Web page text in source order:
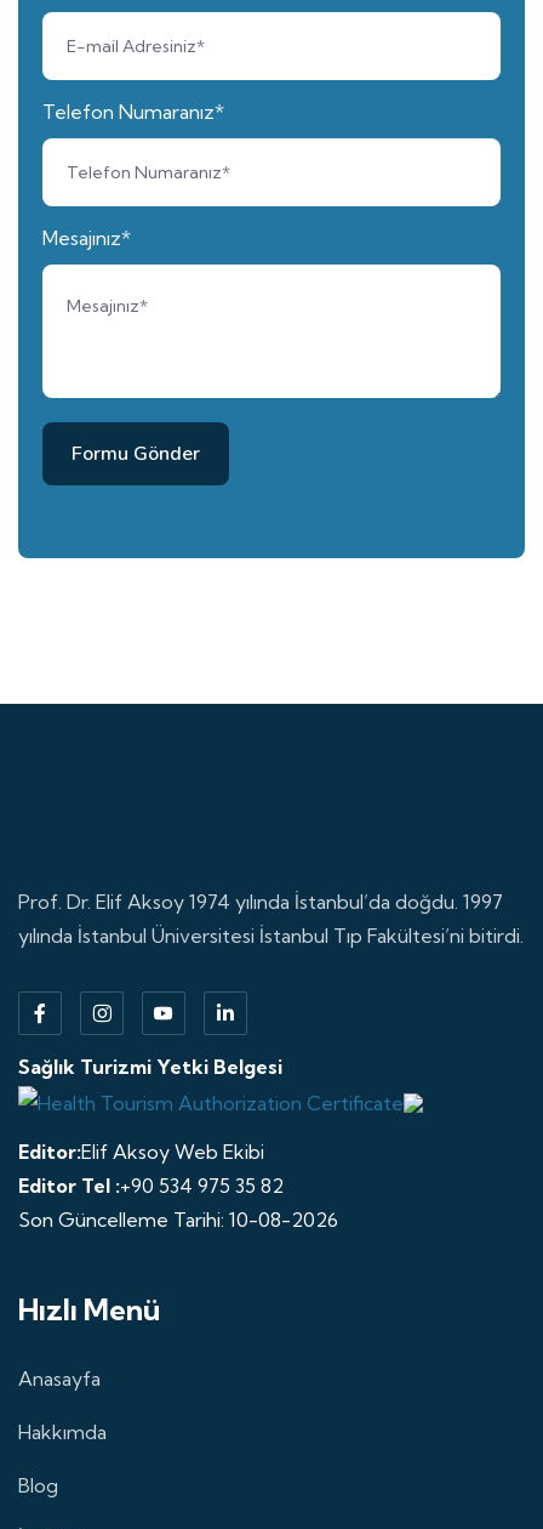
Telefon Numaranız*
Mesajınız*
Formu Gönder
Prof. Dr. Elif Aksoy 1974 yılında İstanbul’da doğdu. 1997
yılında İstanbul Üniversitesi İstanbul Tıp Fakültesi’ni bitirdi.
Sağlık Turizmi Yetki Belgesi
Editor:Elif Aksoy Web Ekibi
Editor Tel :+90 534 975 35 82
Son Güncelleme Tarihi: 10-08-2026
Hızlı Menü
Anasayfa
Hakkımda
Blog